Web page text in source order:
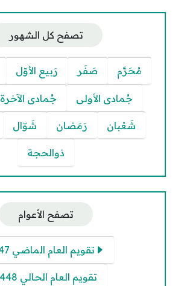
تصفح كل الشهور
مُحَرَّم صَفَر رَبيع الأوّل
جُمادى الأولى جُمادى الآخرة
شَعْبان رَمَضان شَوّال
ذوالحجة
تصفح الأعوام
تقويم العام الماضي 1447
تقويم العام الحالي 1448